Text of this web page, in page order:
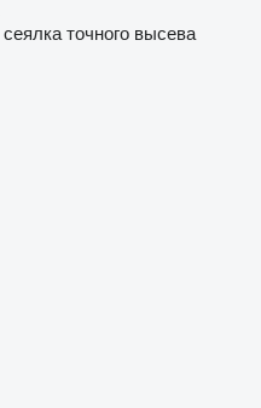
точного высева